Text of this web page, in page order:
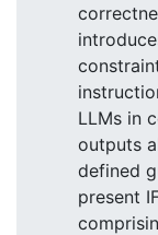
LLMs in
outputs
defined
present